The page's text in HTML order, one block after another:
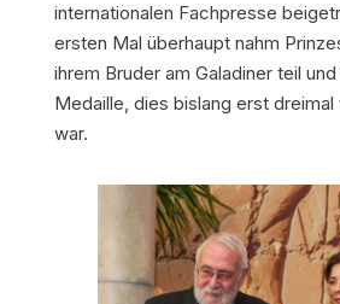
internationalen Fachpresse
ersten Mal überhaupt nahm
ihrem Bruder am Galadiner teil
Medaille, dies bislang erst
war.